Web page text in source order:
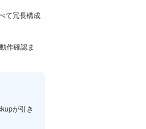
て冗長構成
作確認ま
が引き